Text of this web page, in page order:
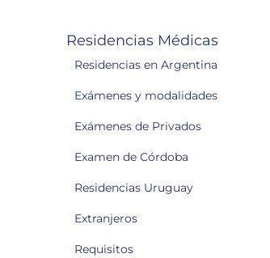
Residencias Médicas
Residencias en Argentina
Exámenes y modalidades
Exámenes de Privados
Examen de Córdoba
Residencias Uruguay
Extranjeros
Requisitos